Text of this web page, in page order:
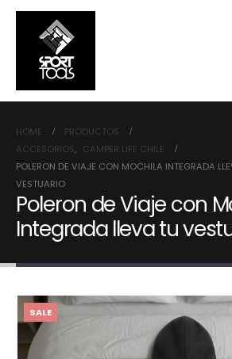
HOME
PRODUCTOS
ACCESORIOS, CAMPER LIFE CHILE
POLERON DE VIAJE CON MOCHILA INTEGRADA
VESTUARIO
Poleron de Viaje con
Integrada lleva tu
SALE